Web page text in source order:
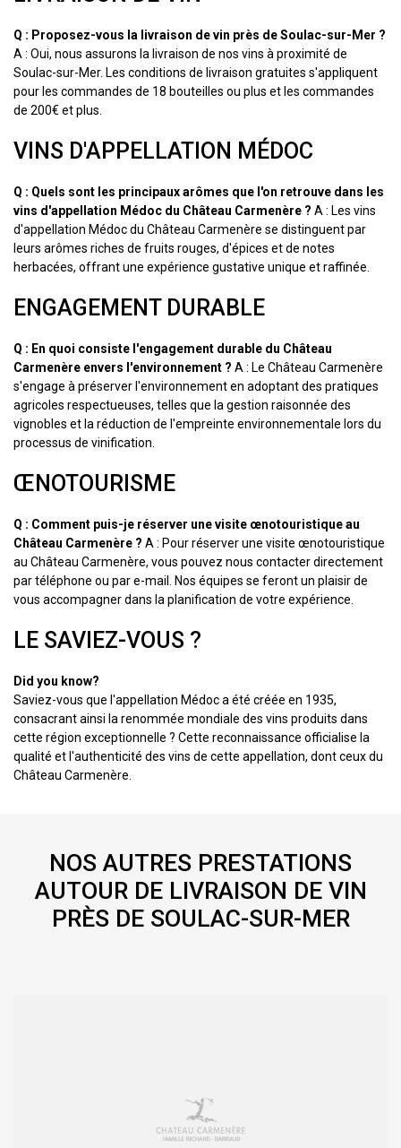
Q : Proposez-vous la livraison de vin près de Soulac-sur-Mer ?
A : Oui, nous assurons la livraison de nos vins à proximité de
Soulac-sur-Mer. Les conditions de livraison gratuites s'appliquent
pour les commandes de 18 bouteilles ou plus et les commandes
de 200€ et plus.
VINS D'APPELLATION MÉDOC
Q : Quels sont les principaux arômes que l'on retrouve dans les
vins d'appellation Médoc du Château Carmenère ? A : Les vins
d'appellation Médoc du Château Carmenère se distinguent par
leurs arômes riches de fruits rouges, d'épices et de notes
herbacées, offrant une expérience gustative unique et raffinée.
ENGAGEMENT DURABLE
Q : En quoi consiste l'engagement durable du Château
Carmenère envers l'environnement ? A : Le Château Carmenère
s'engage à préserver l'environnement en adoptant des pratiques
agricoles respectueuses, telles que la gestion raisonnée des
vignobles et la réduction de l'empreinte environnementale lors du
processus de vinification.
ŒNOTOURISME
Q : Comment puis-je réserver une visite œnotouristique au
Château Carmenère ? A : Pour réserver une visite œnotouristique
au Château Carmenère, vous pouvez nous contacter directement
par téléphone ou par e-mail. Nos équipes se feront un plaisir de
vous accompagner dans la planification de votre expérience.
LE SAVIEZ-VOUS ?
Did you know?
Saviez-vous que l'appellation Médoc a été créée en 1935,
consacrant ainsi la renommée mondiale des vins produits dans
cette région exceptionnelle ? Cette reconnaissance officialise la
qualité et l'authenticité des vins de cette appellation, dont ceux du
Château Carmenère.
NOS AUTRES PRESTATIONS
AUTOUR DE LIVRAISON DE VIN
PRÈS DE SOULAC-SUR-MER